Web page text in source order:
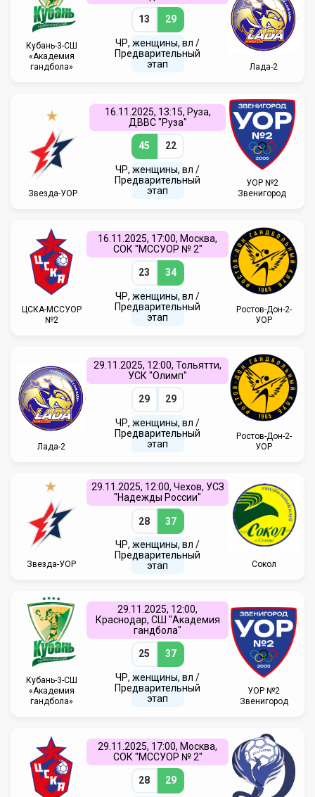
Кубань-3-СШ
«Академия
гандбола»
13 29
ЧР, женщины, вл /
Предварительный
этап
Лада-2
Звезда-УОР
16.11.2025, 13:15, Руза,
ДВВС "Руза"
45 22
ЧР, женщины, вл /
Предварительный
этап
УОР №2
Звенигород
ЦСКА-МССУОР
№2
16.11.2025, 17:00, Москва,
СОК "МССУОР № 2"
23 34
ЧР, женщины, вл /
Предварительный
этап
Ростов-Дон-2-
УОР
Лада-2
29.11.2025, 12:00, Тольятти,
УСК "Олимп"
29 29
ЧР, женщины, вл /
Предварительный
этап
Ростов-Дон-2-
УОР
Звезда-УОР
29.11.2025, 12:00, Чехов, УСЗ
"Надежды России"
28 37
ЧР, женщины, вл /
Предварительный
этап
Сокол
Кубань-3-СШ
«Академия
гандбола»
29.11.2025, 12:00,
Краснодар, СШ "Академия
гандбола"
25 37
ЧР, женщины, вл /
Предварительный
этап
УОР №2
Звенигород
29.11.2025, 17:00, Москва,
СОК "МССУОР № 2"
28 29